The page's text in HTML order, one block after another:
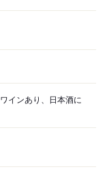
インあり、日本酒に